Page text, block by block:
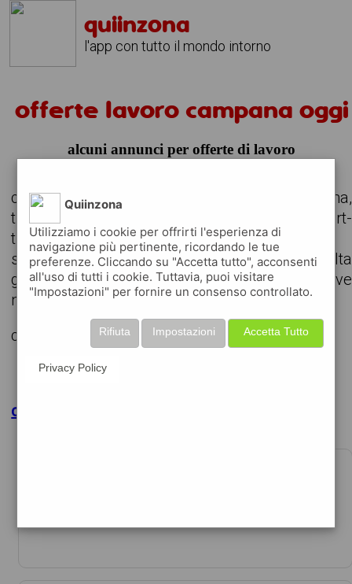
quiinzona
l'app con tutto il mondo intorno
offerte lavoro campana oggi
alcuni annunci per offerte di lavoro
consulta le offerte di lavoro attive nella zona,
trova il lavoro che stavi cercando, anche part-
time o da svolgere in remoto
scarica gratuitamente l'app e consulta
giornalmente gli annunci delle aziende attive
nella tua zona
cerchiamo
clicca per maggiori dettagli
Quiinzona
Utilizziamo i cookie per offrirti l'esperienza di
navigazione più pertinente, ricordando le tue
preferenze. Cliccando su "Accetta tutto", acconsenti
all'uso di tutti i cookie. Tuttavia, puoi visitare
"Impostazioni" per fornire un consenso controllato.
Accetta Tutto
Impostazioni
Rifiuta
Privacy Policy